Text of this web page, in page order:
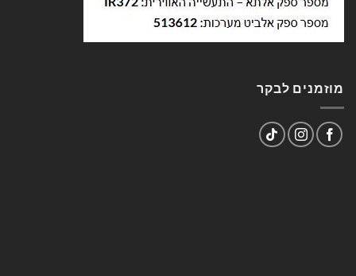
מוזמנים לבקר